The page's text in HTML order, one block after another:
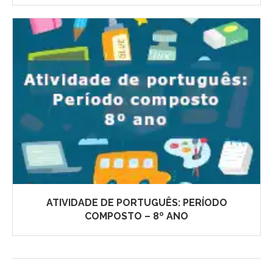
ATIVIDADE DE PORTUGUÊS: PERÍODO
COMPOSTO – 8º ANO